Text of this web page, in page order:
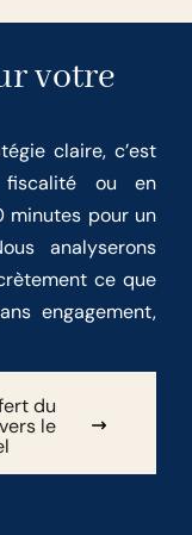
votre
claire, c’est
fiscalité ou en
minutes pour un
analyserons
ce que
engagement,
du
le